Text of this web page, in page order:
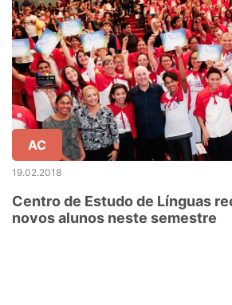
AC
19.02.2018
Centro de Estudo de Línguas
novos alunos neste semestre